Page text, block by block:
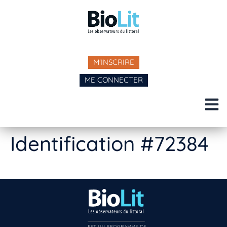
M'INSCRIRE
ME CONNECTER
Identification #72384